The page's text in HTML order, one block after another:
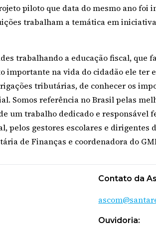
piloto que data do mesmo ano foi
trabalham a temática em
trabalhando a educação fiscal, que
importante na vida do cidadão ele ter
tributárias, de conhecer os
Somos referência no Brasil pelas
um trabalho dedicado e responsável
pelos gestores escolares e dirigentes
de Finanças e coordenadora do
Contato da
Ouvidoria: